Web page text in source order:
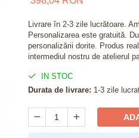
Livrare în 2-3 zile lucrătoare.
Personalizarea este gratuită.
personalizării dorite. Produs
intermediul nostru de atelierul
IN STOC
Durata de livrare: 1-3 zile